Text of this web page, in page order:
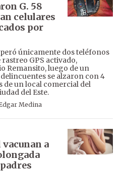
G. 58
celulares
por
únicamente dos teléfonos
GPS activado,
Remansito, luego de un
se alzaron con 4
de un local comercial del
del Este.
Medina
a